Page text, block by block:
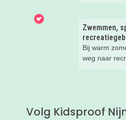
Zwemmen,
Bij warm
weg naar
delen onze
Volg Kidsproof